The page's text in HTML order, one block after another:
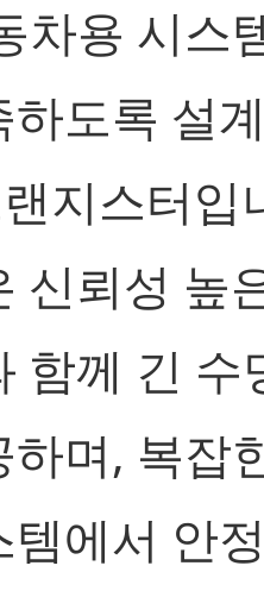
차용 시스
하도록 설
지스터입
신뢰성 높
함께 긴 수
하며, 복잡
템에서 안